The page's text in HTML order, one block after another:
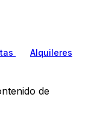
Alquileres
de